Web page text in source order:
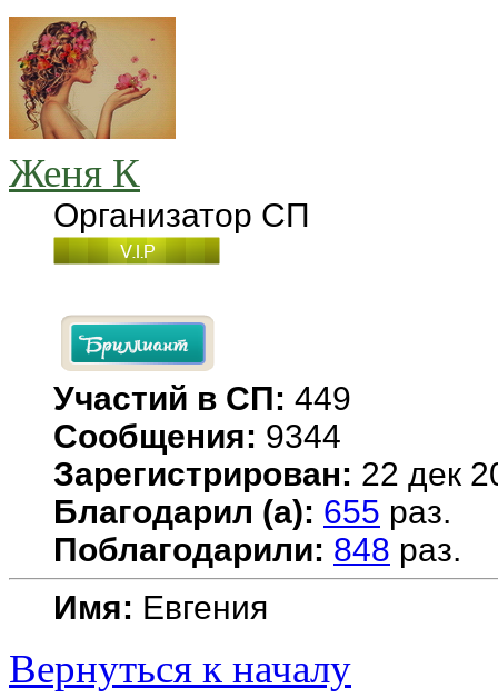
Женя К
Организатор СП
Участий в СП: 449
Сообщения: 9344
Зарегистрирован: 22 дек
Благодарил (а): 655 раз.
Поблагодарили: 848 раз.
Имя: Евгения
Вернуться к началу